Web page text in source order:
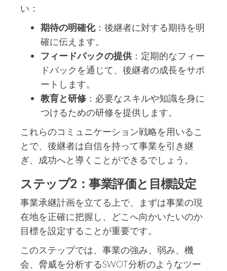
い：
期待の明確化：後継者に対する期待を明
確に伝えます。
フィードバックの提供：定期的なフィー
ドバックを通じて、後継者の成長をサポ
ートします。
教育と研修：必要なスキルや知識を身に
つけるための研修を提供します。
これらのコミュニケーション戦略を用いるこ
とで、後継者は自信を持って事業を引き継
ぎ、成功へと導くことができるでしょう。
ステップ2：事業評価と目標設定
事業承継計画を立てる上で、まずは事業の現
在地を正確に把握し、どこへ向かいたいのか
目標を設定することが重要です。
このステップでは、事業の強み、弱み、機
会、脅威を分析するSWOT分析のようなツー